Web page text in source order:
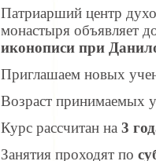
Патриарший центр
монастыря объявляет
иконописи при
Приглашаем новых
Возраст принимаемых
Курс рассчитан на 3
Занятия проходят по